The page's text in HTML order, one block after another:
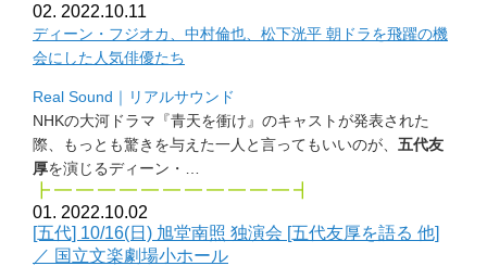
02. 2022.10.11
ディーン・フジオカ、中村倫也、松下洸平 朝ドラを飛躍の機
会にした人気俳優たち
Real Sound｜リアルサウンド
NHKの大河ドラマ『青天を衝け』のキャストが発表された
際、
もっとも驚きを与えた一人と言ってもいいのが、 五代友
厚を演じるディーン・…
┣ ━ ━ ━ ━ ━ ━ ━ ━ ━ ━ ━ ┫
01. 2022.10.02
[五代] 10/16(日) 旭堂南照 独演会 [五代友厚を語る 他]
／ 国立文楽劇場小ホール